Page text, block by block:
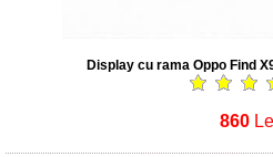
Display cu rama Oppo Find
860